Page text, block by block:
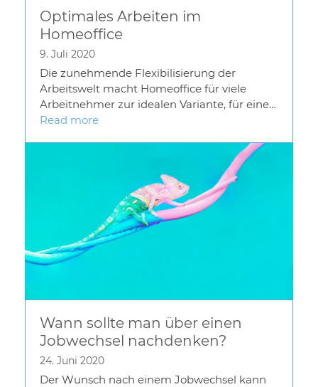
Optimales Arbeiten im
Homeoffice
9. Juli 2020
Die zunehmende Flexibilisierung der
Arbeitswelt macht Homeoffice für viele
Arbeitnehmer zur idealen Variante, für eine…
Read more
Wann sollte man über einen
Jobwechsel nachdenken?
24. Juni 2020
Der Wunsch nach einem Jobwechsel kann